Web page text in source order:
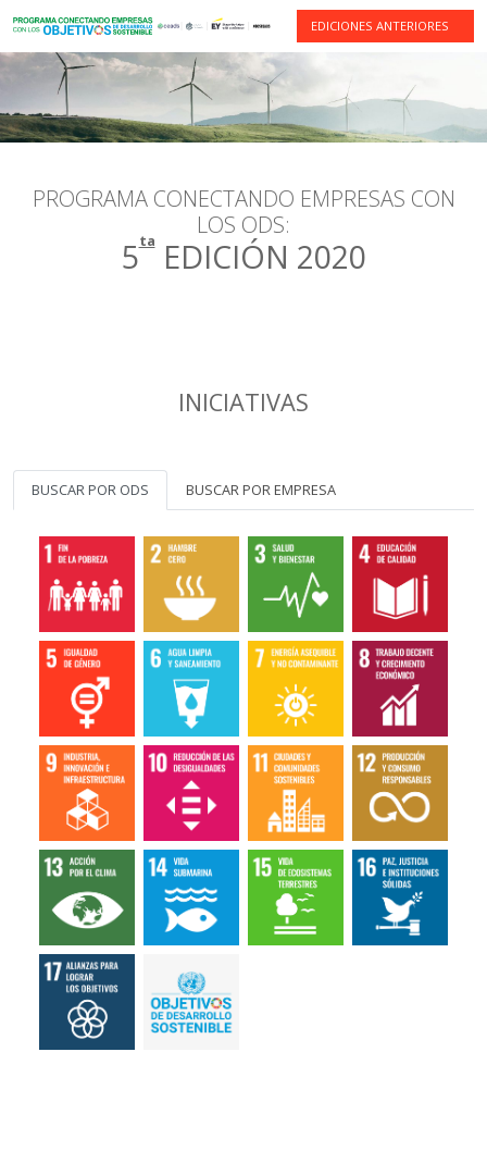
EDICIONES ANTERIORES
PROGRAMA CONECTANDO EMPRESAS CON
LOS ODS:
5taEDICIÓN 2020
INICIATIVAS
BUSCAR POR ODS BUSCAR POR EMPRESA